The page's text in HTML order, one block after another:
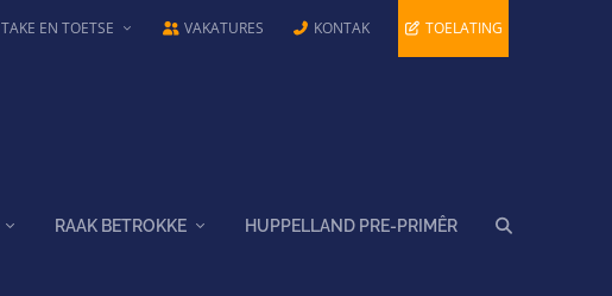
TAKE EN TOETSE VAKATURES KONTAK TOELATING
RAAK BETROKKE HUPPELLAND PRE-PRIMÊR